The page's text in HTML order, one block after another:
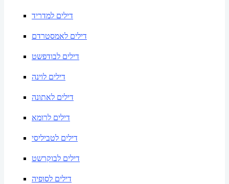
דילים למדריד
דילים לאמסטרדם
דילים לבודפשט
דילים לוינה
דילים לאתונה
דילים לרומא
דילים לטביליסי
דילים לבוקרשט
דילים לסופיה